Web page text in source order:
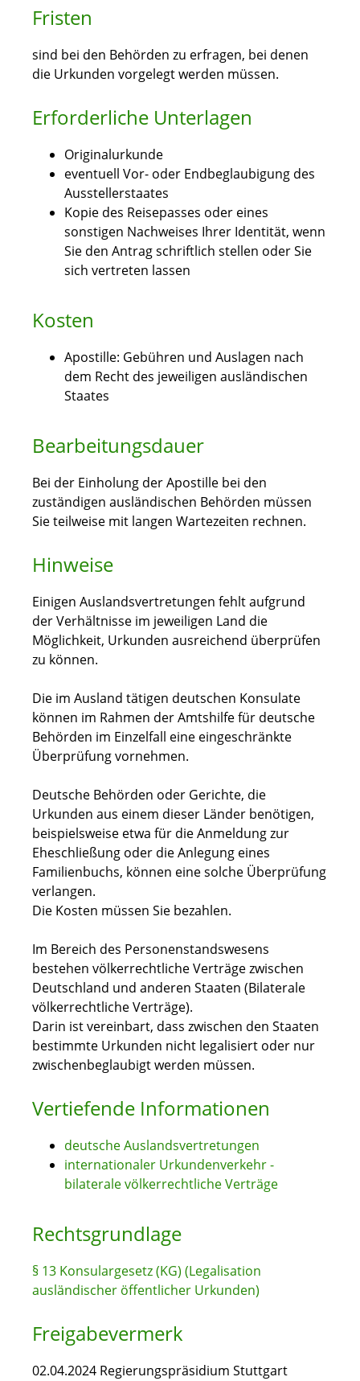
Fristen
sind bei den Behörden zu erfragen, bei denen
die Urkunden vorgelegt werden müssen.
Erforderliche Unterlagen
Originalurkunde
eventuell Vor- oder Endbeglaubigung des
Ausstellerstaates
Kopie des Reisepasses oder eines
sonstigen Nachweises Ihrer Identität, wenn
Sie den Antrag schriftlich stellen oder Sie
sich vertreten lassen
Kosten
Apostille: Gebühren und Auslagen nach
dem Recht des jeweiligen ausländischen
Staates
Bearbeitungsdauer
Bei der Einholung der Apostille bei den
zuständigen ausländischen Behörden müssen
Sie teilweise mit langen Wartezeiten rechnen.
Hinweise
Einigen Auslandsvertretungen fehlt aufgrund
der Verhältnisse im jeweiligen Land die
Möglichkeit, Urkunden ausreichend überprüfen
zu können.
Die im Ausland tätigen deutschen Konsulate
können im Rahmen der Amtshilfe für deutsche
Behörden im Einzelfall eine eingeschränkte
Überprüfung vornehmen.
Deutsche Behörden oder Gerichte, die
Urkunden aus einem dieser Länder benötigen,
beispielsweise etwa für die Anmeldung zur
Eheschließung oder die Anlegung eines
Familienbuchs, können eine solche Überprüfung
verlangen.
Die Kosten müssen Sie bezahlen.
Im Bereich des Personenstandswesens
bestehen völkerrechtliche Verträge zwischen
Deutschland und anderen Staaten (Bilaterale
völkerrechtliche Verträge).
Darin ist vereinbart, dass zwischen den Staaten
bestimmte Urkunden nicht legalisiert oder nur
zwischenbeglaubigt werden müssen.
Vertiefende Informationen
deutsche Auslandsvertretungen
internationaler Urkundenverkehr -
bilaterale völkerrechtliche Verträge
Rechtsgrundlage
§ 13 Konsulargesetz (KG) (Legalisation
ausländischer öffentlicher Urkunden)
Freigabevermerk
02.04.2024 Regierungspräsidium Stuttgart